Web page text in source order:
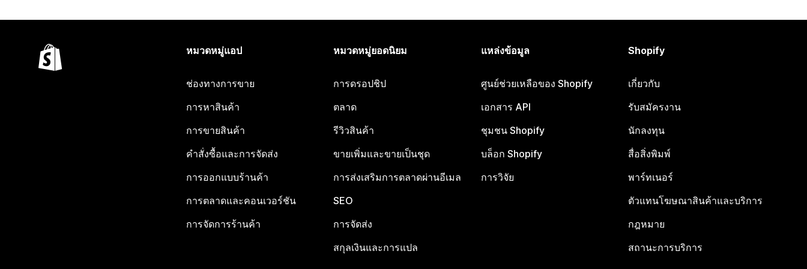
หมวดหมู่แอป
ช่องทางการขาย
การหาสินค้า
การขายสินค้า
คำสั่งซื้อและการจัดส่ง
การออกแบบร้านค้า
การตลาดและคอนเวอร์ชัน
การจัดการร้านค้า
หมวดหมู่ยอดนิยม
การดรอปชิป
ตลาด
รีวิวสินค้า
ขายเพิ่มและขายเป็นชุด
การส่งเสริมการตลาดผ่านอีเมล
SEO
การจัดส่ง
สกุลเงินและการแปล
แหล่งข้อมูล
ศูนย์ช่วยเหลือของ Shopify
เอกสาร API
ชุมชน Shopify
บล็อก Shopify
การวิจัย
Shopify
เกี่ยวกับ
รับสมัครงาน
นักลงทุน
สื่อสิ่งพิมพ์
พาร์ทเนอร์
ตัวแทนโฆษณาสินค้าและบริการ
กฎหมาย
สถานะการบริการ